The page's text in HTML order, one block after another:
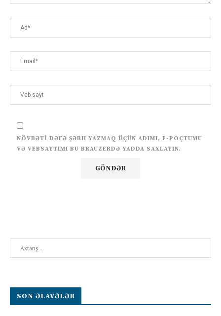
NÖVBƏTI DƏFƏ ŞƏRH YAZMAQ ÜÇÜN ADIMI, E-POÇTUMU
VƏ VEBSAYTIMI BU BRAUZERDƏ YADDA SAXLAYIN.
SON ƏLAVƏLƏR